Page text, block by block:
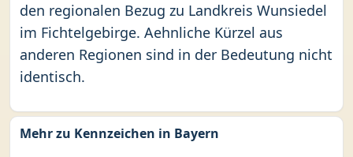
den regionalen Bezug zu Landkreis Wunsiedel
im Fichtelgebirge. Aehnliche Kürzel aus
anderen Regionen sind in der Bedeutung nicht
identisch.
Mehr zu Kennzeichen in Bayern